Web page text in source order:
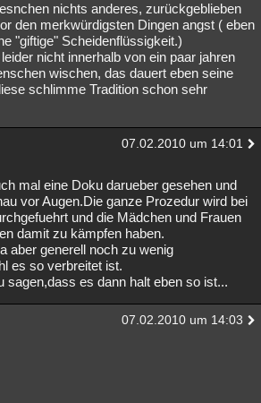
nichts anderes, zurückgeblieben
den merkwürdigsten Dingen angst ( eben
"giftige" Scheidenflüssigkeit.)
nicht innerhalb von ein paar jahren
wischen, das dauert eben seine
schlimme Tradition schon sehr
07.02.2010 um 14:01
mal eine Doku darueber gesehen und
vor Augen.Die ganze Prozedur wird bei
und die Mädchen und Frauen
damit zu kämpfen haben.
aber generell noch zu wenig
es so verbreitet ist.
sagen,dass es dann halt eben so ist...
07.02.2010 um 14:03